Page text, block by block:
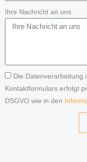
Ihre Nachricht an uns
Die Datenverarbeitung
Kontaktformulars erfolgt
DSGVO wie in den